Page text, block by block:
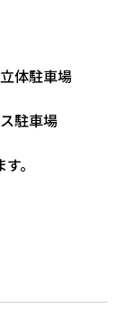
体駐車場
駐車場
。